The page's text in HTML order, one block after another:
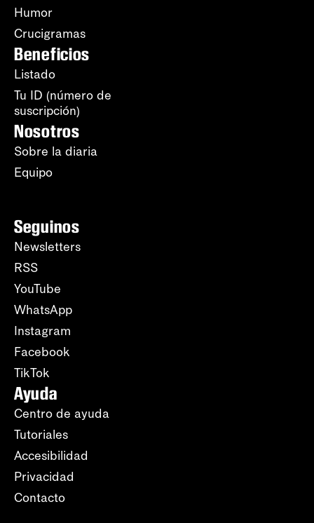
Humor
Crucigramas
Beneficios
Listado
Tu ID (número de
suscripción)
Nosotros
Sobre la diaria
Equipo
Seguinos
Newsletters
RSS
YouTube
WhatsApp
Instagram
Facebook
TikTok
Ayuda
Centro de ayuda
Tutoriales
Accesibilidad
Privacidad
Contacto